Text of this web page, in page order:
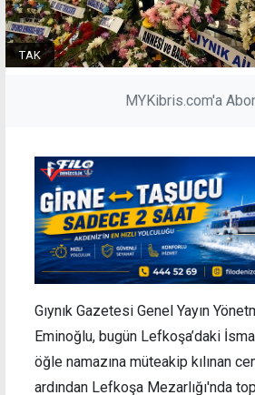
TAK
MYKibris.com'a
Gıynık Gazetesi Genel Yayın
Eminoğlu, bugün Lefkoşa’daki
öğle namazına müteakip kılınan
ardından Lefkoşa Mezarlığı'nda